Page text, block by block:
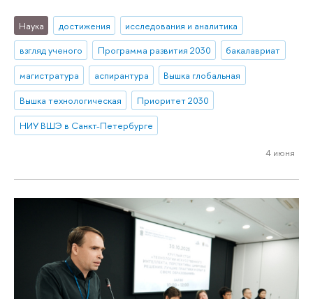
Наука достижения
исследования и аналитика
взгляд ученого
Программа развития 2030
бакалавриат
магистратура
аспирантура
Вышка глобальная
Вышка технологическая
Приоритет 2030
НИУ ВШЭ в Санкт-Петербурге
4 июня